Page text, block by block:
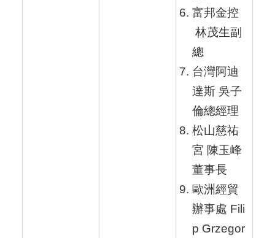
富邦金控
林茂生副
總
台灣阿迪
達斯 吳子
倫總經理
松山慈祐
宮 陳玉峰
董事長
歐洲經貿
辦事處 Fili
p Grzegor